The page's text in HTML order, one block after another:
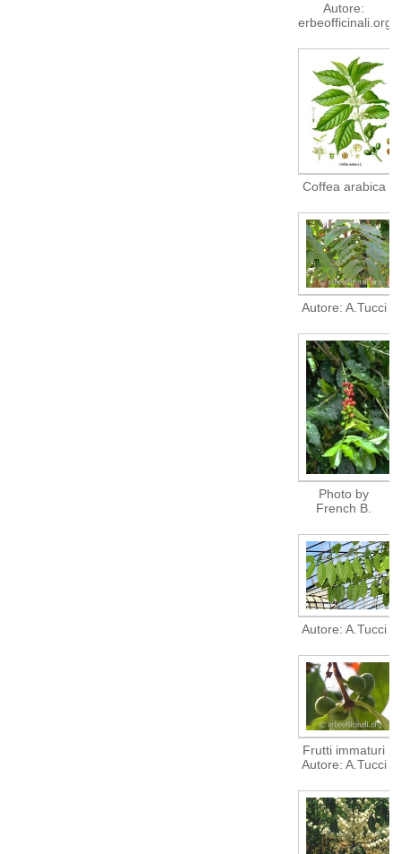
Autore:
erbeofficinali.org
Coffea arabica
Autore: A.Tucci
Photo by
French B.
Autore: A.Tucci
Frutti immaturi
Autore: A.Tucci